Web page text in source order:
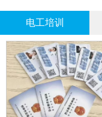
电工培训